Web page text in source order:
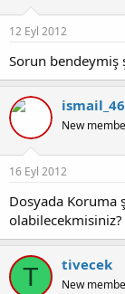
12 Eyl 2012
Sorun bendeymiş
New
16 Eyl 2012
Dosyada Koruma
olabilecekmisiniz?
T tivecek
New